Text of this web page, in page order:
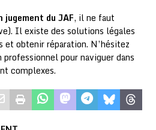
jugement du JAF, il ne faut
Il existe des solutions légales
obtenir réparation. N’hésitez
pour naviguer dans
complexes.